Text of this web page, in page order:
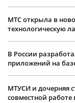
МТС открыла в
технологическую
В России
приложений на
МТУСИ и дочерняя
совместной работе